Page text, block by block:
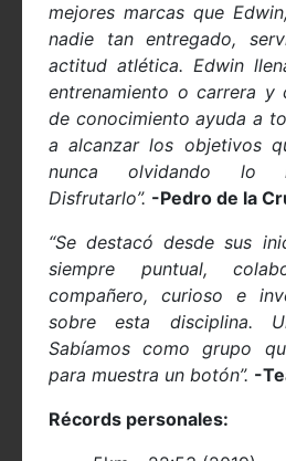
mejores marcas que
nadie tan entregado,
actitud atlética. Edwin
entrenamiento o carrera y
de conocimiento ayuda a
a alcanzar los objetivos
nunca olvidando lo
Disfrutarlo”. -Pedro de la
“Se destacó desde sus
siempre puntual,
compañero, curioso e
sobre esta disciplina.
Sabíamos como grupo
para muestra un botón”. -
Récords personales: